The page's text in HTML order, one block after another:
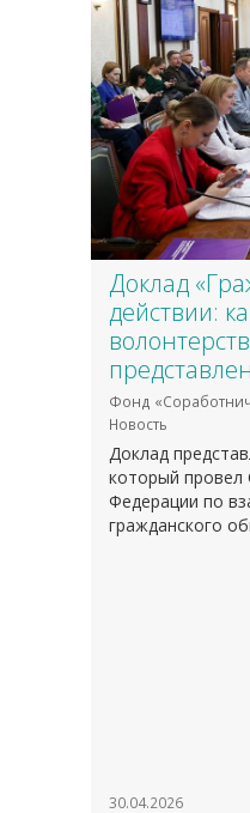
​Доклад
действии:
Фонд
Новость
Доклад
который провел
Федерации по
гражданского
30.04.2026